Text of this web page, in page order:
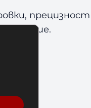
прецизност